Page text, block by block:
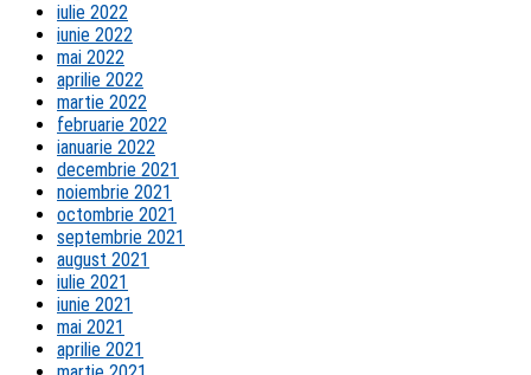
iulie 2022
iunie 2022
mai 2022
aprilie 2022
martie 2022
februarie 2022
ianuarie 2022
decembrie 2021
noiembrie 2021
octombrie 2021
septembrie 2021
august 2021
iulie 2021
iunie 2021
mai 2021
aprilie 2021